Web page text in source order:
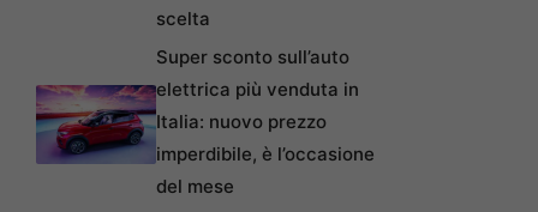
scelta
Super sconto sull’auto
elettrica più venduta in
Italia: nuovo prezzo
imperdibile, è l’occasione
del mese